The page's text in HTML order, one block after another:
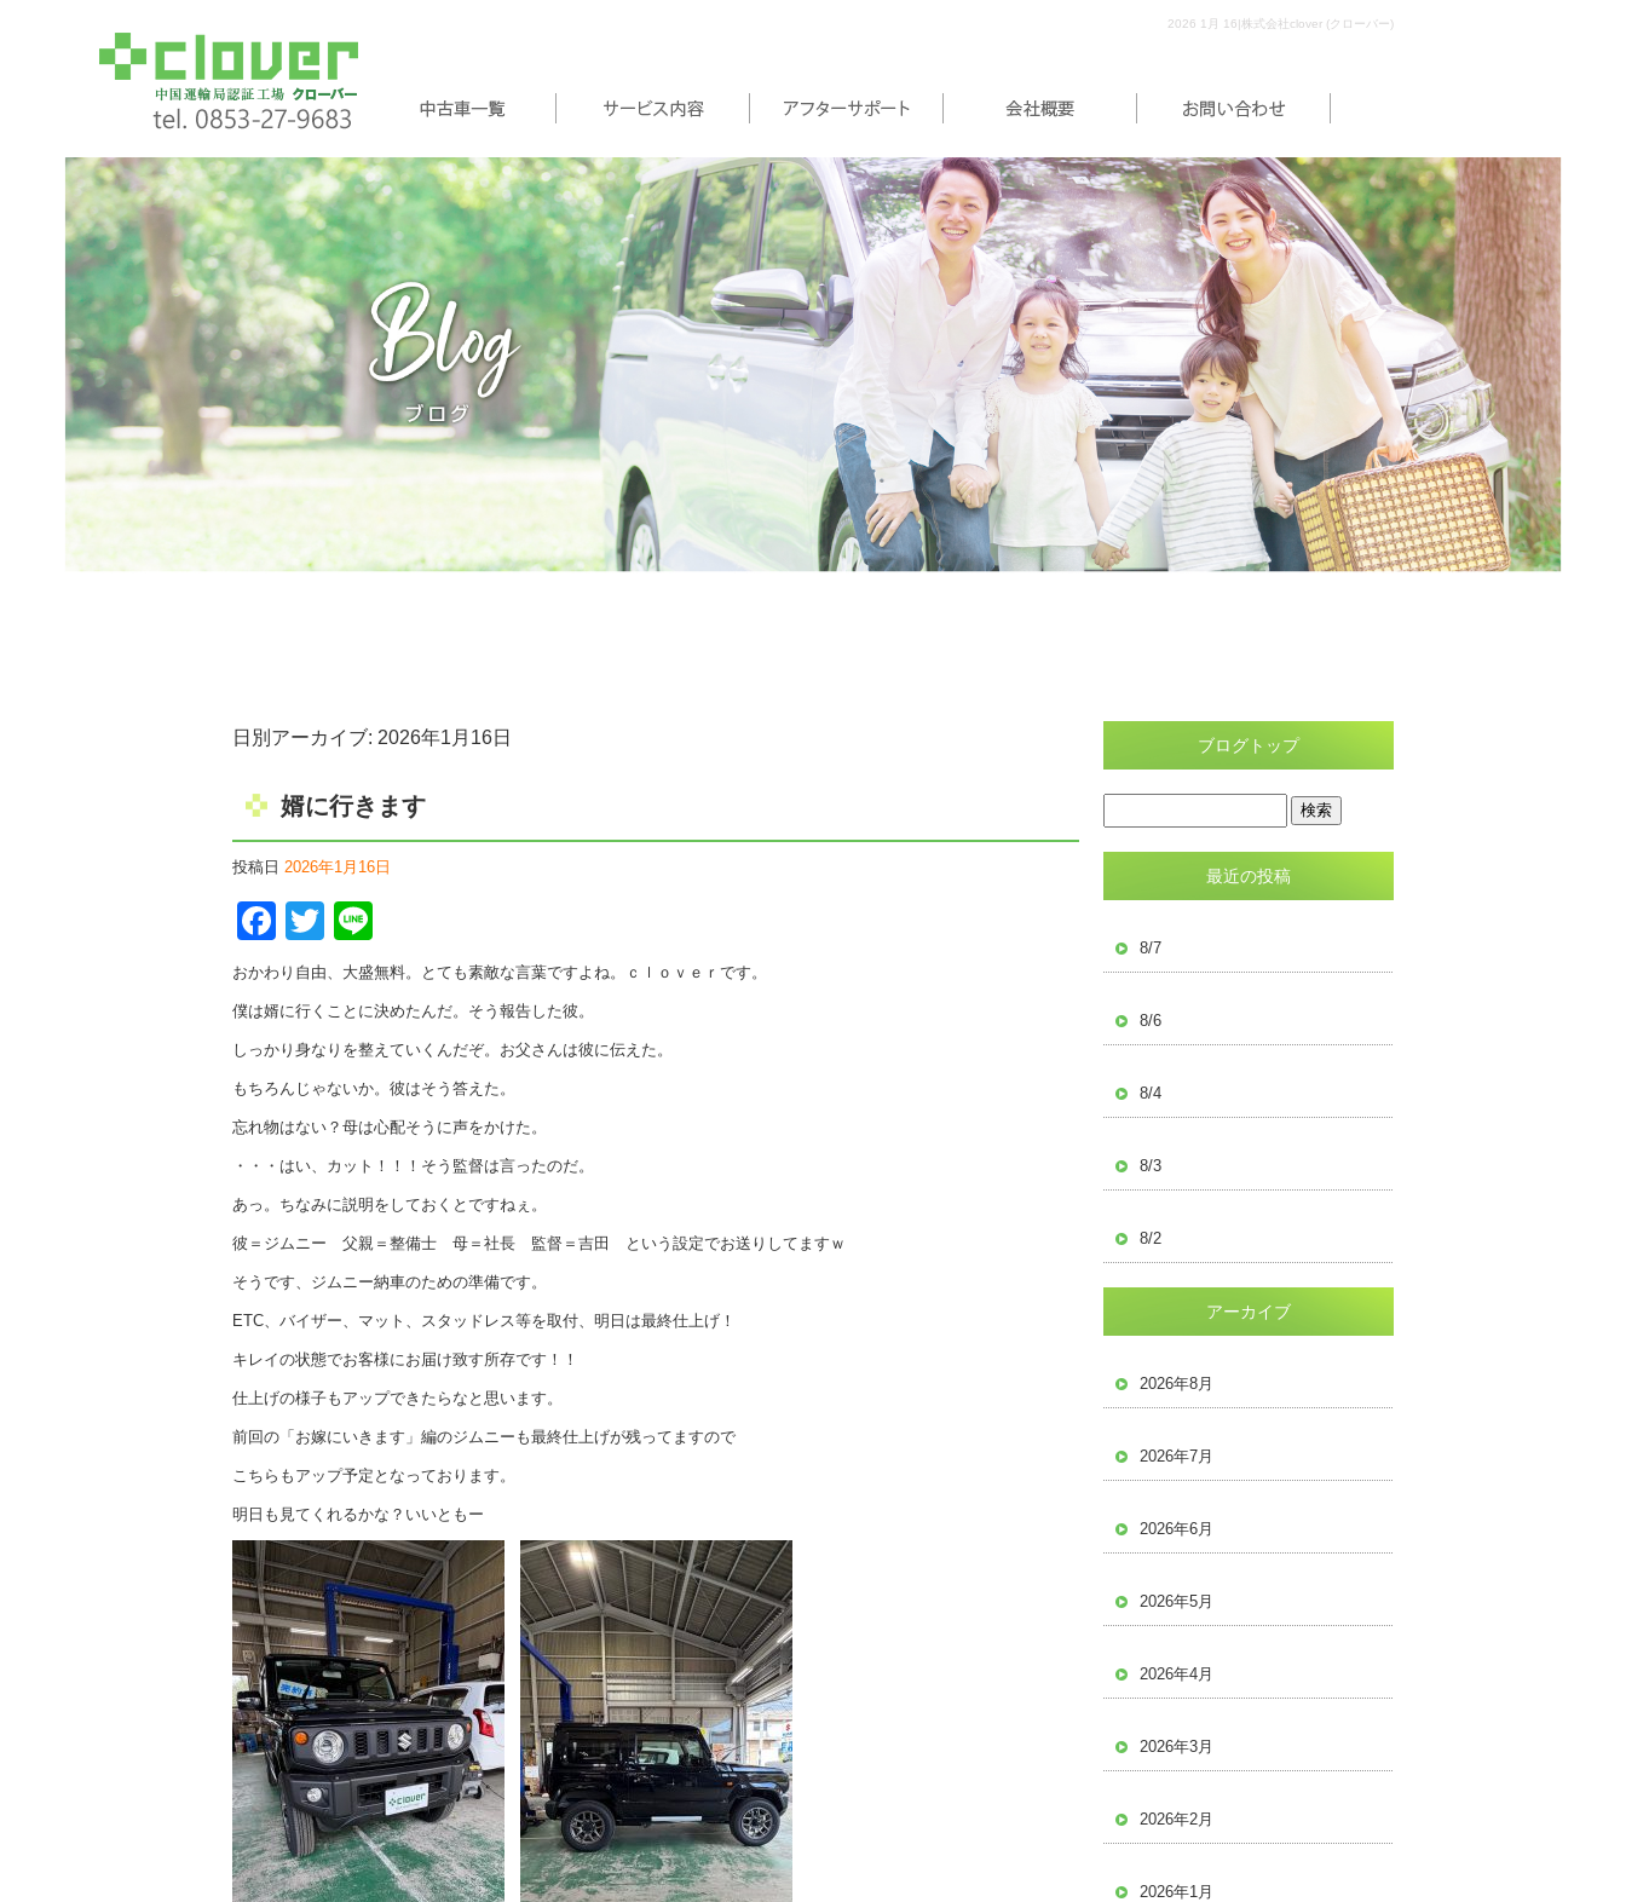
2026 1月 16|株式会社clover (クローバー)
日別アーカイブ: 2026年1月16日
婿に行きます
投稿日 2026年1月16日
Facebook
Twitter
おかわり自由、大盛無料。とても素敵な言葉ですよね。ｃｌｏｖｅｒです。
僕は婿に行くことに決めたんだ。そう報告した彼。
しっかり身なりを整えていくんだぞ。お父さんは彼に伝えた。
もちろんじゃないか。彼はそう答えた。
忘れ物はない？母は心配そうに声をかけた。
・・・はい、カット！！！そう監督は言ったのだ。
あっ。ちなみに説明をしておくとですねぇ。
彼＝ジムニー 父親＝整備士 母＝社長 監督＝吉田 という設定でお送りしてますｗ
そうです、ジムニー納車のための準備です。
ETC、バイザー、マット、スタッドレス等を取付、明日は最終仕上げ！
キレイの状態でお客様にお届け致す所存です！！
仕上げの様子もアップできたらなと思います。
前回の「お嫁にいきます」編のジムニーも最終仕上げが残ってますので
こちらもアップ予定となっております。
明日も見てくれるかな？いいともー
ブログトップ
最近の投稿
8/7
8/6
8/4
8/3
8/2
アーカイブ
2026年8月
2026年7月
2026年6月
2026年5月
2026年4月
2026年3月
2026年2月
2026年1月